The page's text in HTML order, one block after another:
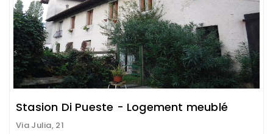
Stasion Di Pueste - Logement meublé
Via Julia, 21